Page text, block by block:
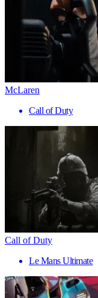
McLaren
Call of Duty
Call of Duty
Le Mans Ultimate